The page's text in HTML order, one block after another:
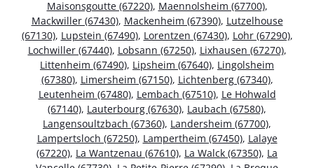
Maisonsgoutte (67220), Maennolsheim (67700),
Mackwiller (67430), Mackenheim (67390), Lutzelhouse
(67130), Lupstein (67490), Lorentzen (67430), Lohr (67290),
Lochwiller (67440), Lobsann (67250), Lixhausen (67270),
Littenheim (67490), Lipsheim (67640), Lingolsheim
(67380), Limersheim (67150), Lichtenberg (67340),
Leutenheim (67480), Lembach (67510), Le Hohwald
(67140), Lauterbourg (67630), Laubach (67580),
Langensoultzbach (67360), Landersheim (67700),
Lampertsloch (67250), Lampertheim (67450), Lalaye
(67220), La Wantzenau (67610), La Walck (67350), La